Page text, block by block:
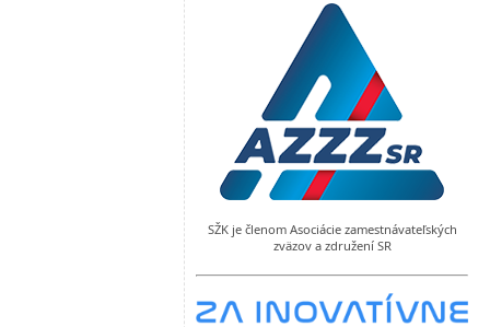
SŽK je členom Asociácie zamestnávateľských
zväzov a združení SR